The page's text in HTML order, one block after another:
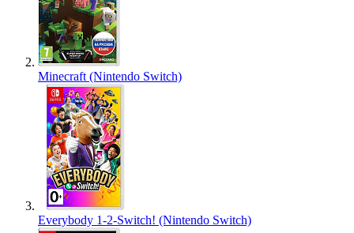
Minecraft (Nintendo Switch)
Everybody 1-2-Switch! (Nintendo Switch)